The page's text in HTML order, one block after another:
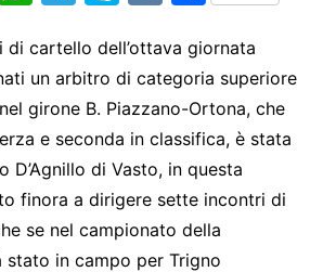
at
s
A
p
p
e
gr
a
m
y
p
e
ar
e
di cartello dell’ottava giornata
un arbitro di categoria superiore
girone B. Piazzano-Ortona, che
e seconda in classifica, è stata
D’Agnillo di Vasto, in questa
finora a dirigere sette incontri di
se nel campionato della
stato in campo per Trigno